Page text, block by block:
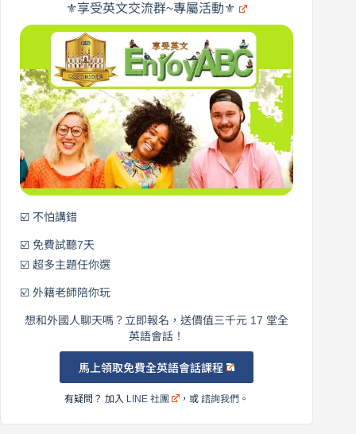
口
說｜
元
英
語！
⚜️享受英文交流群~專屬活動⚜️
☑️ 不怕講錯
☑️ 免費試聽7天
☑️ 超多主題任你選
☑️ 外籍老師陪你玩
想和外國人聊天嗎？立即報名，送價值三千元 17 堂全
英語會話！
馬上領取免費全英語會話課程
有疑問？ 加入 LINE 社團 ，或諮詢我們 。